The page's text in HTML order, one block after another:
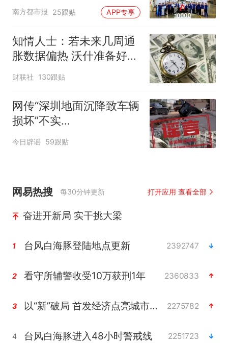
增130%
南方都市报 25跟贴 APP专享
知情人士：若未来几周通
胀数据偏热 沃什准备好加
息
财联社 130跟贴
网传“深圳地面沉降致车辆
损坏”不实
（2026·08·06）
今日辟谣 59跟贴
网易热搜 每30分钟更新 打开应用 查看全部
奋进开新局 实干挑大梁
1 台风白海豚登陆地点更新 2392747
2 看守所辅警收受10万获刑1年 2360833
3 以“新”破局 首发经济点亮城市消费活力 2275782
4 台风白海豚进入48小时警戒线 2251723